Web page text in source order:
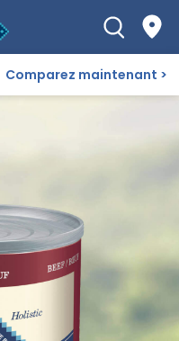
Comparez maintenant